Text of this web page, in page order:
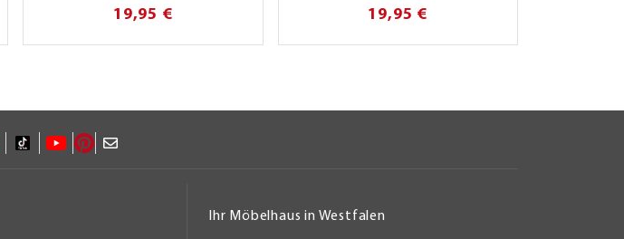
19,95 € 19,95 €
Ihr Möbelhaus in Westfalen